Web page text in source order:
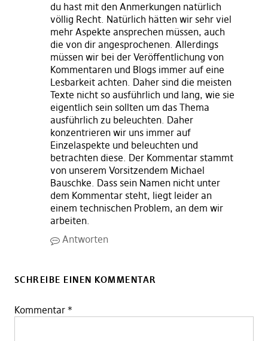
du hast mit den Anmerkungen natürlich
völlig Recht. Natürlich hätten wir sehr viel
mehr Aspekte ansprechen müssen, auch
die von dir angesprochenen. Allerdings
müssen wir bei der Veröffentlichung von
Kommentaren und Blogs immer auf eine
Lesbarkeit achten. Daher sind die meisten
Texte nicht so ausführlich und lang, wie sie
eigentlich sein sollten um das Thema
ausführlich zu beleuchten. Daher
konzentrieren wir uns immer auf
Einzelaspekte und beleuchten und
betrachten diese. Der Kommentar stammt
von unserem Vorsitzendem Michael
Bauschke. Dass sein Namen nicht unter
dem Kommentar steht, liegt leider an
einem technischen Problem, an dem wir
arbeiten.
Antworten
SCHREIBE EINEN KOMMENTAR
Kommentar *